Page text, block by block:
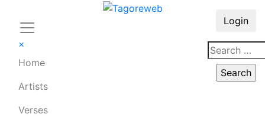
×
Home
Artists
Verses
Login